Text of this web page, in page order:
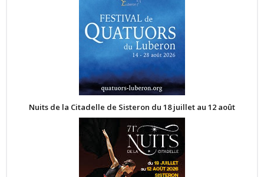
Nuits de la Citadelle de Sisteron du 18 juillet au 12 août